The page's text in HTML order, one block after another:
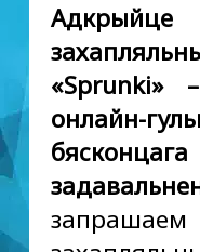
«Sprunki»
онлайн-
бясконцага